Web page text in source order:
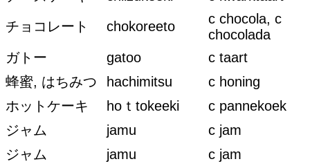
チョコレート
chokoreeto
c chocola, c
chocolada
ガトー
gatoo
c taart
蜂蜜, はちみつ
hachimitsu
c honing
ホットケーキ
hoｔtokeeki
c pannekoek
ジャム
jamu
c jam
ジャム
jamu
c jam